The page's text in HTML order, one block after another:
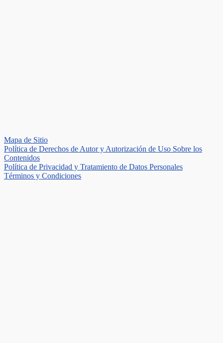
Mapa de Sitio
Política de Derechos de Autor y Autorización de Uso Sobre los
Contenidos
Política de Privacidad y Tratamiento de Datos Personales
Términos y Condiciones